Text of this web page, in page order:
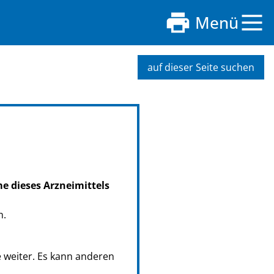
Menü
auf dieser Seite suchen
dieses Arzneimittels
Es kann anderen